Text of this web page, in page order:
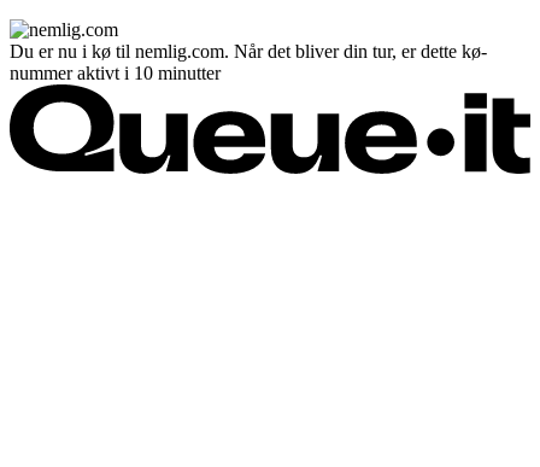
Du er nu i kø til nemlig.com. Når det bliver din tur, er dette kø-
nummer aktivt i 10 minutter